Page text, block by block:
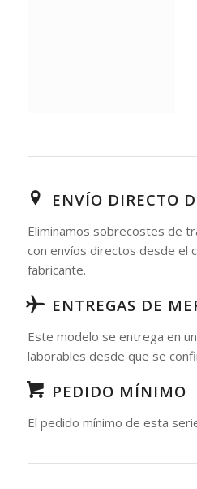
ENVÍO DIRECTO
Eliminamos sobrecostes de
con envíos directos desde el
fabricante.
ENTREGAS DE
Este modelo se entrega en
laborables desde que se
PEDIDO MÍNIMO
El pedido mínimo de esta